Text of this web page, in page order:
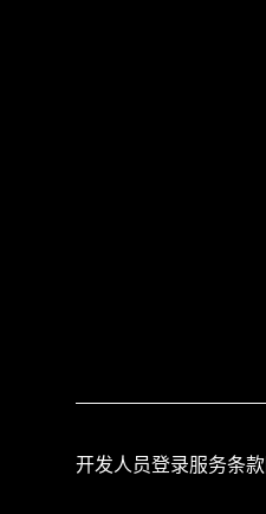
开发人员登录服务条款